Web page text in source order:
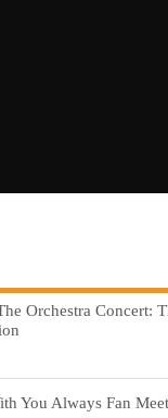
Orchestra Concert:
You Always Fan